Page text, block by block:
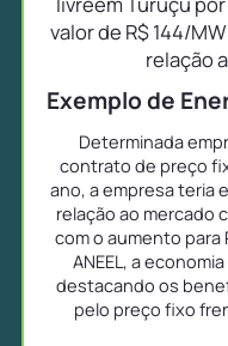
valor de R$ 144/
relação
Exemplo de
Determinada
contrato de preço
ano, a empresa teria
relação ao mercado
com o aumento
ANEEL, a
destacando os
pelo preço fixo